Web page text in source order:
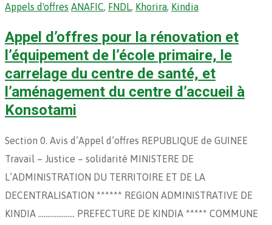
Appels d'offres ANAFIC, FNDL, Khorira, Kindia
Appel d’offres pour la rénovation et
l’équipement de l’école primaire, le
carrelage du centre de santé, et
l’aménagement du centre d’accueil à
Konsotami
Section 0. Avis d’Appel d’offres REPUBLIQUE de GUINEE
Travail – Justice – solidarité MINISTERE DE
L’ADMINISTRATION DU TERRITOIRE ET DE LA
DECENTRALISATION ****** REGION ADMINISTRATIVE DE
KINDIA ……………….. PREFECTURE DE KINDIA ***** COMMUNE